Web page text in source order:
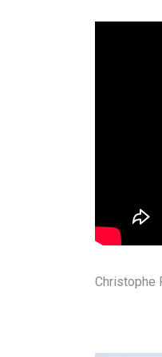
Christophe